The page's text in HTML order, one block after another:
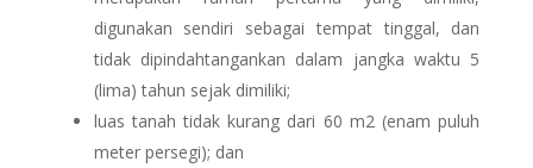
digunakan sendiri sebagai tempat tinggal, dan
tidak dipindahtangankan dalam jangka waktu 5
(lima) tahun sejak dimiliki;
luas tanah tidak kurang dari 60 m2 (enam puluh
meter persegi); dan